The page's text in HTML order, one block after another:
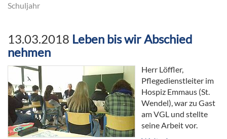
Schuljahr
13.03.2018 Leben bis wir Abschied
nehmen
Herr Löffler,
Pflegedienstleiter im
Hospiz Emmaus (St.
Wendel), war zu Gast
am VGL und stellte
seine Arbeit vor.